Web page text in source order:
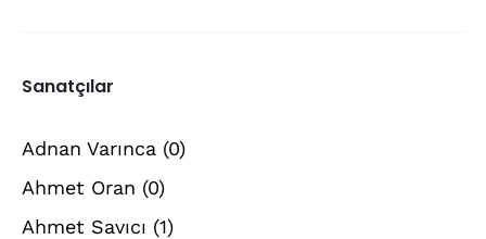
Sanatçılar
Adnan Varınca (0)
Ahmet Oran (0)
Ahmet Savıcı (1)